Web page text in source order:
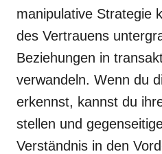
manipulative Strategie
des Vertrauens
Beziehungen in
verwandeln. Wenn du
erkennst, kannst du
stellen und
Verständnis in den